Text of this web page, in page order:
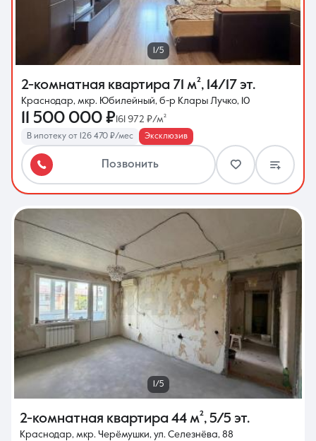
1/5
2-комнатная квартира 71 м², 14/17 эт.
Краснодар, мкр. Юбилейный, б-р Клары Лучко, 10
11 500 000 ₽161 972 ₽/м²
В ипотеку от 126 470 ₽/мес Эксклюзив
Позвонить
1/5
2-комнатная квартира 44 м², 5/5 эт.
Краснодар, мкр. Черёмушки, ул. Селезнёва, 88